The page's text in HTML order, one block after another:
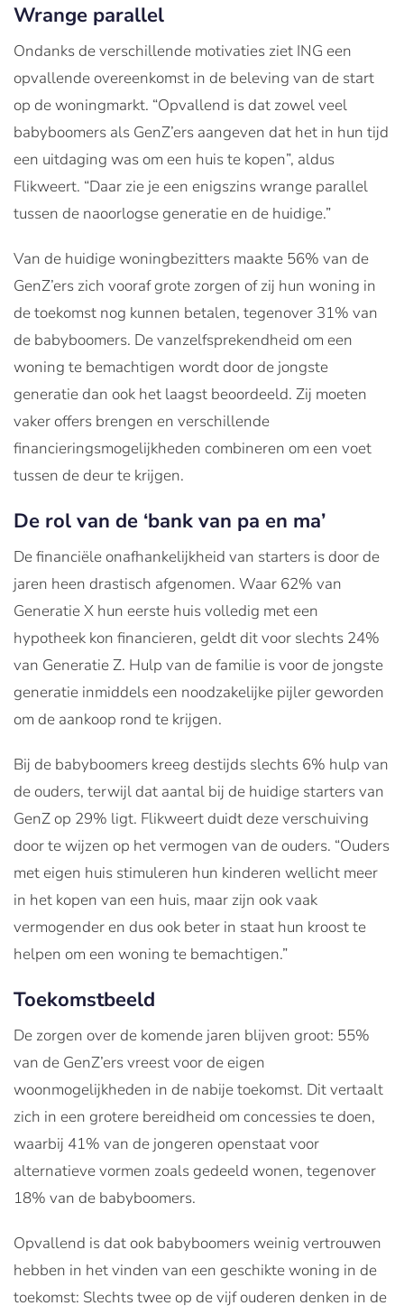
Wrange parallel
Ondanks de verschillende motivaties ziet ING een
opvallende overeenkomst in de beleving van de start
op de woningmarkt. “Opvallend is dat zowel veel
babyboomers als GenZ’ers aangeven dat het in hun tijd
een uitdaging was om een huis te kopen”, aldus
Flikweert. “Daar zie je een enigszins wrange parallel
tussen de naoorlogse generatie en de huidige.”
Van de huidige woningbezitters maakte 56% van de
GenZ’ers zich vooraf grote zorgen of zij hun woning in
de toekomst nog kunnen betalen, tegenover 31% van
de babyboomers. De vanzelfsprekendheid om een
woning te bemachtigen wordt door de jongste
generatie dan ook het laagst beoordeeld. Zij moeten
vaker offers brengen en verschillende
financieringsmogelijkheden combineren om een voet
tussen de deur te krijgen.
De rol van de ‘bank van pa en ma’
De financiële onafhankelijkheid van starters is door de
jaren heen drastisch afgenomen. Waar 62% van
Generatie X hun eerste huis volledig met een
hypotheek kon financieren, geldt dit voor slechts 24%
van Generatie Z. Hulp van de familie is voor de jongste
generatie inmiddels een noodzakelijke pijler geworden
om de aankoop rond te krijgen.
Bij de babyboomers kreeg destijds slechts 6% hulp van
de ouders, terwijl dat aantal bij de huidige starters van
GenZ op 29% ligt. Flikweert duidt deze verschuiving
door te wijzen op het vermogen van de ouders. “Ouders
met eigen huis stimuleren hun kinderen wellicht meer
in het kopen van een huis, maar zijn ook vaak
vermogender en dus ook beter in staat hun kroost te
helpen om een woning te bemachtigen.”
Toekomstbeeld
De zorgen over de komende jaren blijven groot: 55%
van de GenZ’ers vreest voor de eigen
woonmogelijkheden in de nabije toekomst. Dit vertaalt
zich in een grotere bereidheid om concessies te doen,
waarbij 41% van de jongeren openstaat voor
alternatieve vormen zoals gedeeld wonen, tegenover
18% van de babyboomers.
Opvallend is dat ook babyboomers weinig vertrouwen
hebben in het vinden van een geschikte woning in de
toekomst: Slechts twee op de vijf ouderen denken in de